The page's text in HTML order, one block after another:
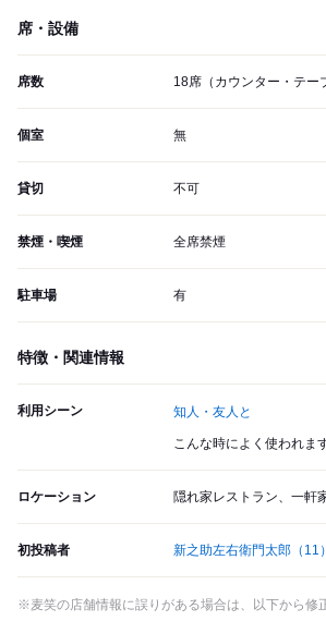
席・設備
席数 18席（カウンター・テー
個室 無
貸切 不可
禁煙・喫煙 全席禁煙
駐車場 有
特徴・関連情報
利用シーン 知人・友人と
こんな時によく使われます
ロケーション 隠れ家レストラン、一軒
初投稿者 新之助左右衛門太郎 （11）
※麦笑の店舗情報に誤りがある場合は、以下から修